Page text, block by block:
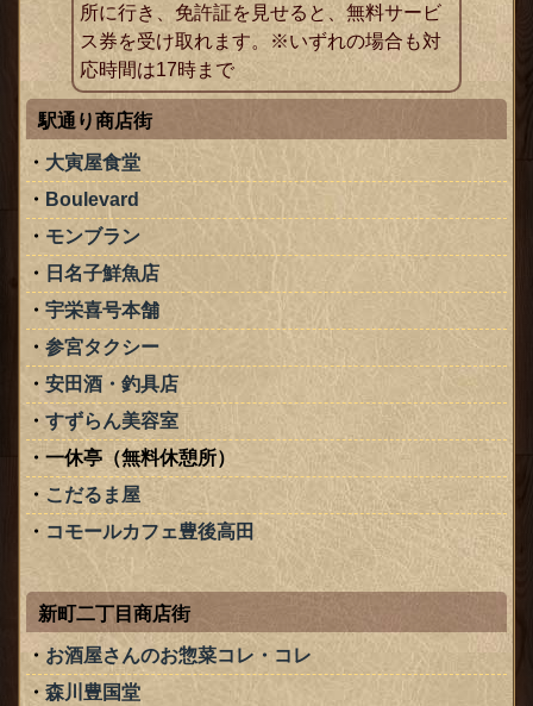
所に行き、免許証を見せると、無料サービ
ス券を受け取れます。※いずれの場合も対
応時間は17時まで
駅通り商店街
大寅屋食堂
Boulevard
モンブラン
日名子鮮魚店
宇栄喜号本舗
参宮タクシー
安田酒・釣具店
すずらん美容室
一休亭（無料休憩所）
こだるま屋
コモールカフェ豊後高田
新町二丁目商店街
お酒屋さんのお惣菜コレ・コレ
森川豊国堂